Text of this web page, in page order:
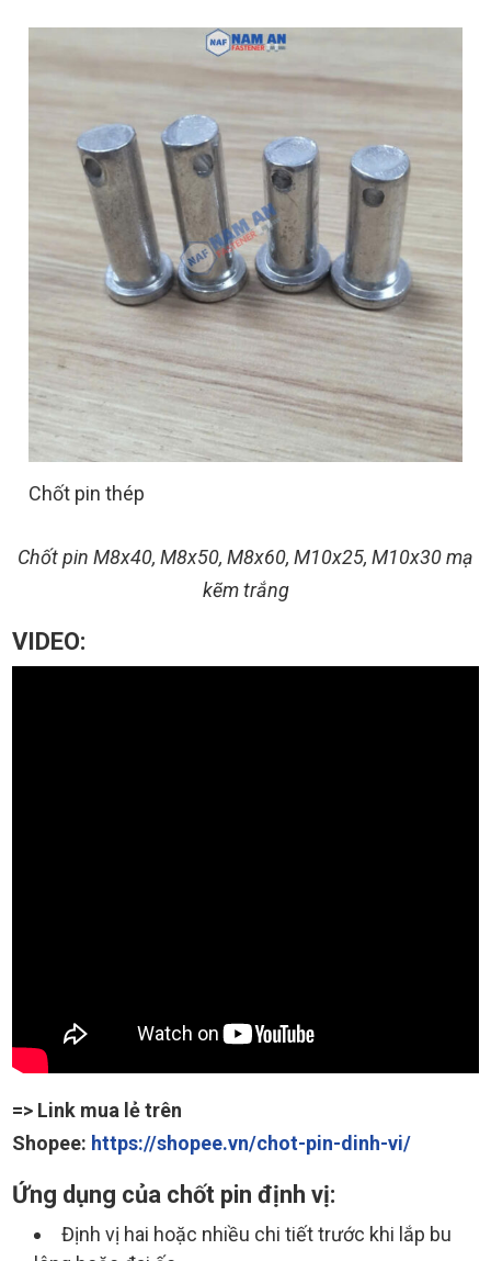
Chốt pin thép
Chốt pin M8x40, M8x50, M8x60, M10x25, M10x30 mạ
kẽm trắng
VIDEO:
=> Link mua lẻ trên
Shopee: https://shopee.vn/chot-pin-dinh-vi/
Ứng dụng của chốt pin định vị:
Định vị hai hoặc nhiều chi tiết trước khi lắp bu